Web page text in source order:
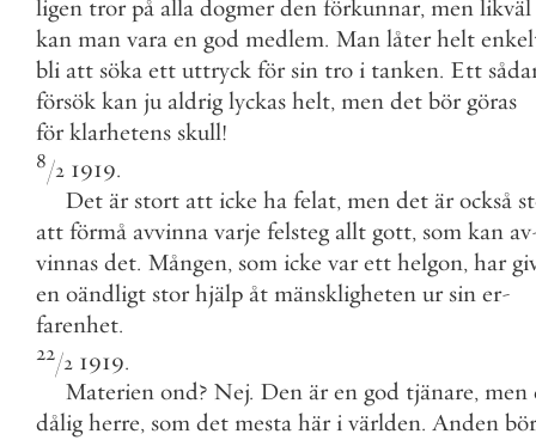
ligen tror på alla dogmer den förkunnar, men likväl
kan man vara en god medlem. Man låter helt
bli att söka ett uttryck för sin tro i tanken. Ett
försök kan ju aldrig lyckas helt, men det bör göras
för klarhetens skull!
8/2 1919.
Det är stort att icke ha felat, men det är också
att förmå avvinna varje felsteg allt gott, som kan av
vinnas det. Mången, som icke var ett helgon, har
en oändligt stor hjälp åt mänskligheten ur sin er-
farenhet.
22/2 1919.
Materien ond? Nej. Den är en god tjänare, men
dålig herre, som det mesta här i världen. Anden bör